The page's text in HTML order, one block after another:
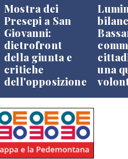
Mostra dei
Presepi a San
Giovanni:
dietrofront
della giunta e
critiche
dell'opposizione
una